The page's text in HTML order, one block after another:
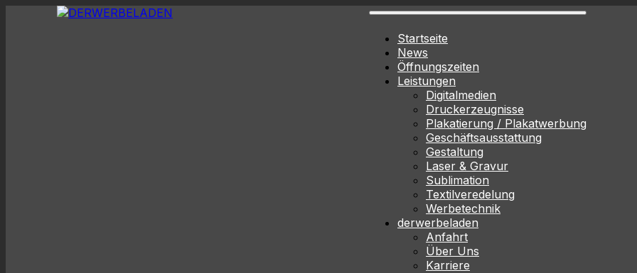
Startseite
News
Öffnungszeiten
Leistungen
Digitalmedien
Druckerzeugnisse
Plakatierung / Plakatwerbung
Geschäftsausstattung
Gestaltung
Laser & Gravur
Sublimation
Textilveredelung
Werbetechnik
derwerbeladen
Anfahrt
Über Uns
Karriere